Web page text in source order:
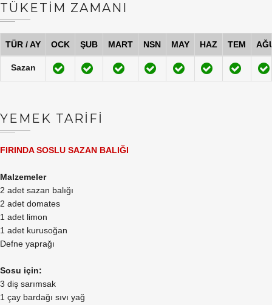
TÜKETİM ZAMANI
TÜR / AY OCK ŞUB MART NSN MAY HAZ TEM
Sazan
YEMEK TARİFİ
FIRINDA SOSLU SAZAN BALIĞI
Malzemeler
2 adet sazan balığı
2 adet domates
1 adet limon
1 adet kurusoğan
Defne yaprağı
Sosu için:
3 diş sarımsak
1 çay bardağı sıvı yağ